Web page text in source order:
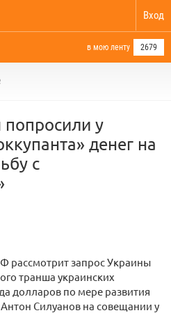
Вход
в мою ленту 2679
у
денег на
с
рассмотрит запрос Украины
транша украинских
долларов по мере развития
Силуанов на совещании у